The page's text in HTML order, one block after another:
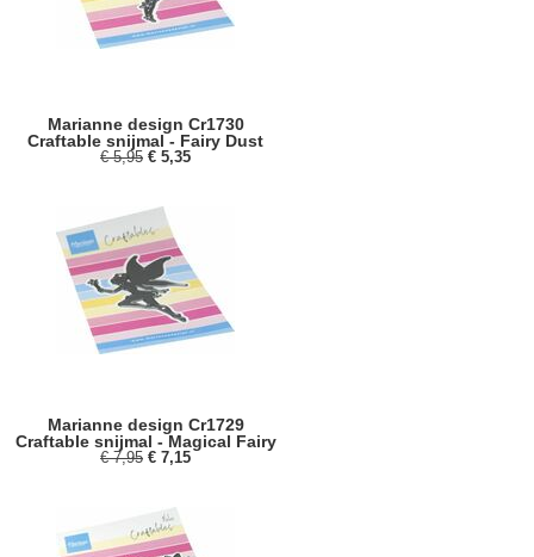
Marianne design Cr1730
Craftable snijmal - Fairy Dust
€ 5,95 € 5,35
Marianne design Cr1729
Craftable snijmal - Magical Fairy
€ 7,95 € 7,15